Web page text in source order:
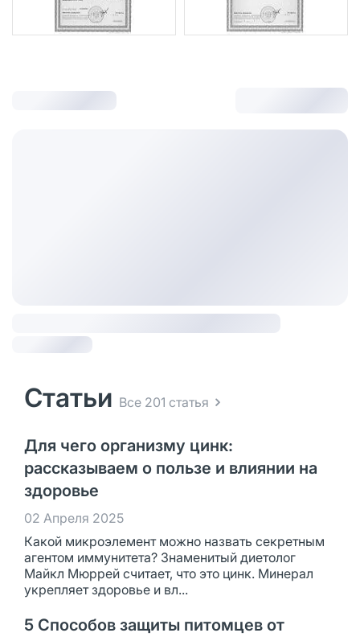
Статьи Все 201 статья
Для чего организму цинк:
рассказываем о пользе и влиянии на
здоровье
02 Апреля 2025
Какой микроэлемент можно назвать секретным
агентом иммунитета? Знаменитый диетолог
Майкл Мюррей считает, что это цинк. Минерал
укрепляет здоровье и вл...
5 Способов защиты питомцев от